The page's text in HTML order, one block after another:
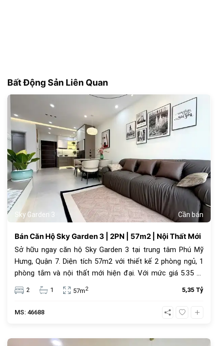
Bất Động Sản Liên Quan
Sky Garden 3 Cần bán
178
Bán Căn Hộ Sky Garden 3 | 2PN | 57m2 | Nội Thất Mới
Sở hữu ngay căn hộ Sky Garden 3 tại trung tâm Phú Mỹ
Hưng, Quận 7. Diện tích 57m2 với thiết kế 2 phòng ngủ, 1
phòng tắm và nội thất mới hiện đại. Với mức giá 5.35 tỷ
đồng, đây là lựa chọn an cư lý tưởng hoặc đầu tư cho
thuê sinh lời cao trong cộng đồng văn minh.
2 1 57m2 5,35 Tỷ
MS: 46688